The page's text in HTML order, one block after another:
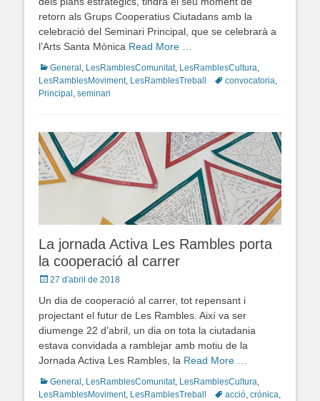
retorn als Grups Cooperatius Ciutadans amb la
celebració del Seminari Principal, que se celebrarà a
l’Arts Santa Mònica Read More …
Categories
General LesRamblesComunitat, LesRamblesCultura
LesRamblesMoviment, LesRamblesTreball Tagsconvocatoria
Principal seminari
La jornada Activa Les Rambles porta
la cooperació al carrer
Posted
27 d'abril de 2018
Un dia de cooperació al carrer, tot repensant i
projectant el futur de Les Rambles. Així va ser
diumenge 22 d’abril, un dia on tota la ciutadania
estava convidada a ramblejar amb motiu de la
Jornada Activa Les Rambles, la Read More …
Categories
General , LesRamblesComunitat, LesRamblesCultura,
LesRamblesMoviment, LesRamblesTreball Tagsacció, crònica,